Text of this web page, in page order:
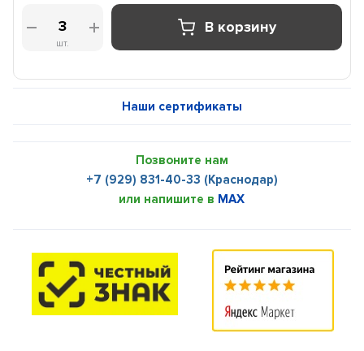
шт.
В корзину
Наши сертификаты
Позвоните нам
+7 (929) 831-40-33 (Краснодар)
или напишите в MAX